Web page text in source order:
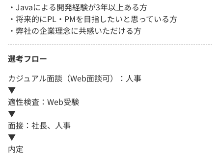
・Javaによる開発経験が3年以上ある方
・将来的にPL・PMを目指したいと思っている方
・弊社の企業理念に共感いただける方
選考フロー
カジュアル面談（Web面談可）：人事
▼
適性検査：Web受験
▼
面接：社長、人事
▼
内定